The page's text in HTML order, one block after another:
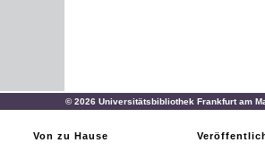
© 2026 Universitätsbibliothek Frankfurt am
Von zu Hause